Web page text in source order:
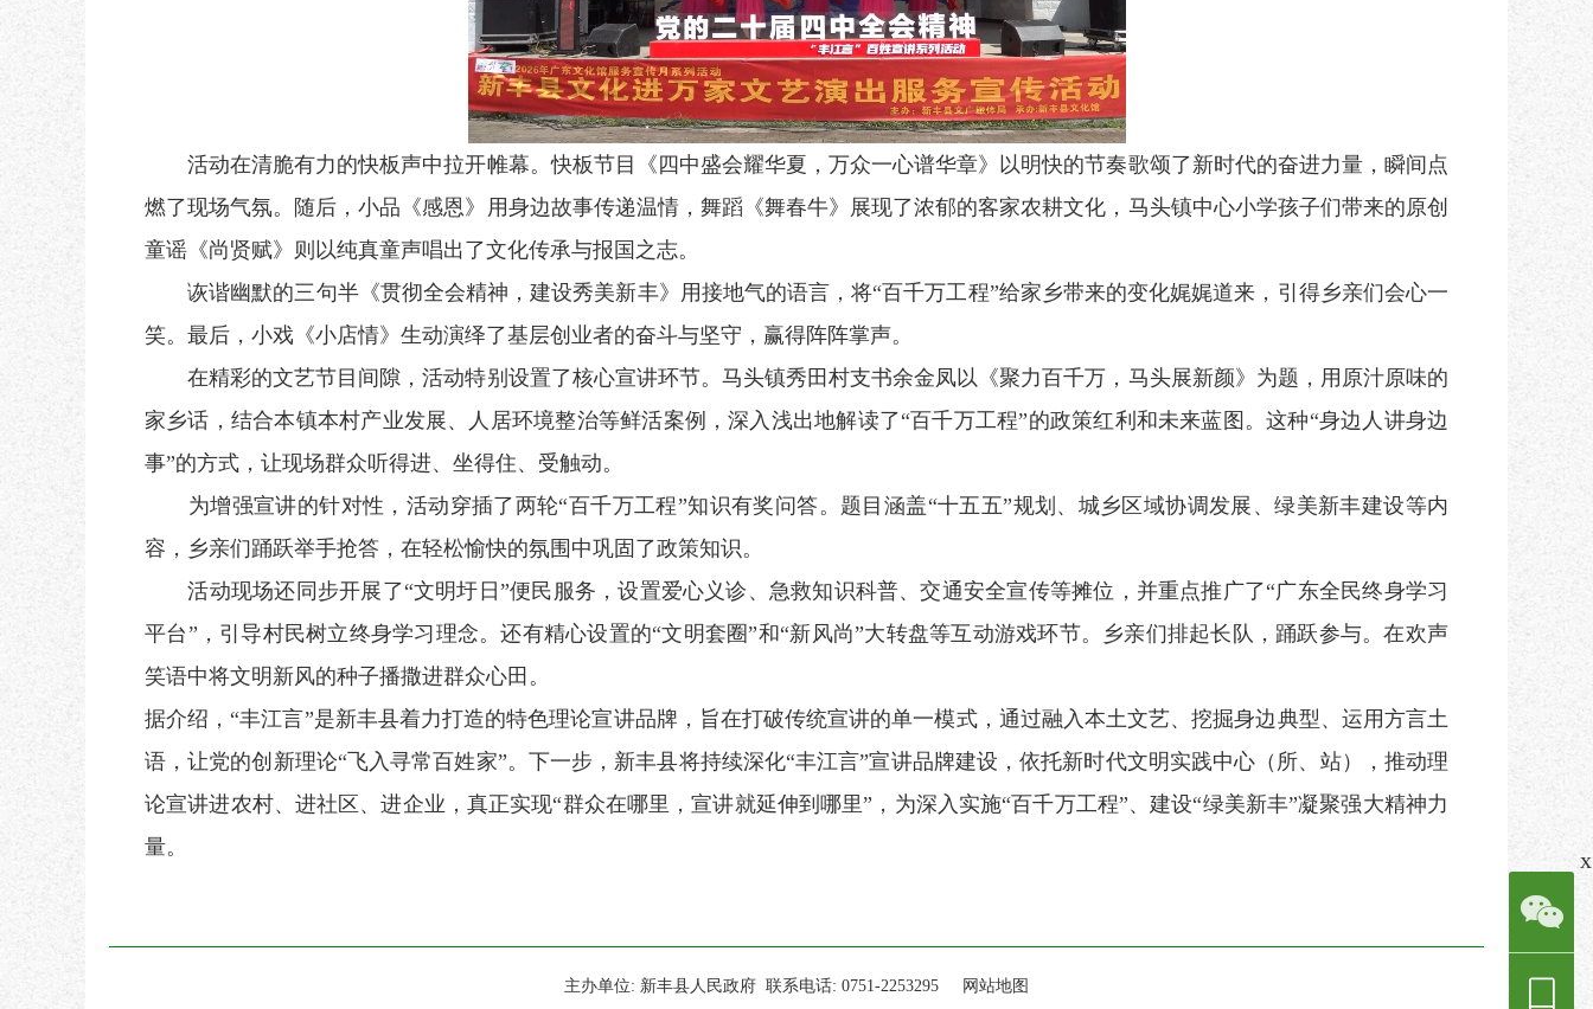
活动在清脆有力的快板声中拉开帷幕。快板节目《四中盛会耀华夏，万众一心谱华章》以明快的节奏歌颂了新时代的奋进力量，瞬间点
燃了现场气氛。随后，小品《感恩》用身边故事传递温情，舞蹈《舞春牛》展现了浓郁的客家农耕文化，马头镇中心小学孩子们带来的原创
童谣《尚贤赋》则以纯真童声唱出了文化传承与报国之志。
诙谐幽默的三句半《贯彻全会精神，建设秀美新丰》用接地气的语言，将“百千万工程”给家乡带来的变化娓娓道来，引得乡亲们会心一
笑。最后，小戏《小店情》生动演绎了基层创业者的奋斗与坚守，赢得阵阵掌声。
在精彩的文艺节目间隙，活动特别设置了核心宣讲环节。马头镇秀田村支书余金凤以《聚力百千万，马头展新颜》为题，用原汁原味的
家乡话，结合本镇本村产业发展、人居环境整治等鲜活案例，深入浅出地解读了“百千万工程”的政策红利和未来蓝图。这种“身边人讲身边
事”的方式，让现场群众听得进、坐得住、受触动。
为增强宣讲的针对性，活动穿插了两轮“百千万工程”知识有奖问答。题目涵盖“十五五”规划、城乡区域协调发展、绿美新丰建设等内
容，乡亲们踊跃举手抢答，在轻松愉快的氛围中巩固了政策知识。
活动现场还同步开展了“文明圩日”便民服务，设置爱心义诊、急救知识科普、交通安全宣传等摊位，并重点推广了“广东全民终身学习
平台”，引导村民树立终身学习理念。还有精心设置的“文明套圈”和“新风尚”大转盘等互动游戏环节。乡亲们排起长队，踊跃参与。在欢声
笑语中将文明新风的种子播撒进群众心田。
据介绍，“丰江言”是新丰县着力打造的特色理论宣讲品牌，旨在打破传统宣讲的单一模式，通过融入本土文艺、挖掘身边典型、运用方言土
语，让党的创新理论“飞入寻常百姓家”。下一步，新丰县将持续深化“丰江言”宣讲品牌建设，依托新时代文明实践中心（所、站），推动理
论宣讲进农村、进社区、进企业，真正实现“群众在哪里，宣讲就延伸到哪里”，为深入实施“百千万工程”、建设“绿美新丰”凝聚强大精神力
量。
主办单位: 新丰县人民政府 联系电话: 0751-2253295 网站地图
x